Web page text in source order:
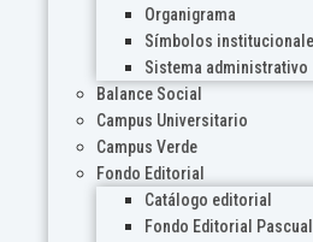
Organigrama
Símbolos
Sistema administrativo
Balance Social
Campus Universitario
Campus Verde
Fondo Editorial
Catálogo editorial
Fondo Editorial